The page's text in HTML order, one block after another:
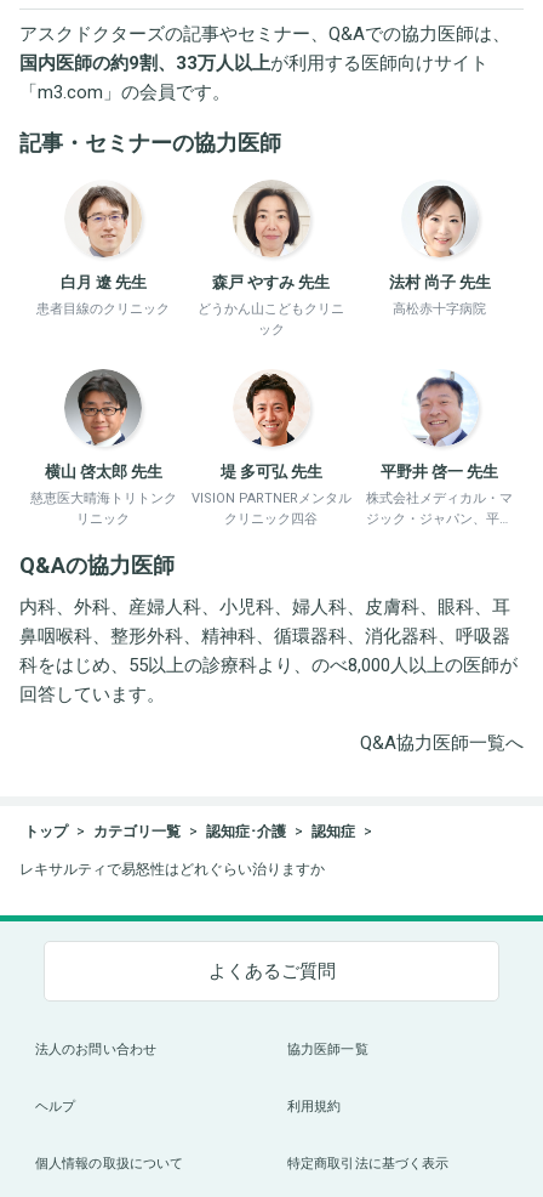
アスクドクターズの記事やセミナー、Q&Aでの協力医師は、
国内医師の約9割、33万人以上が利用する医師向けサイト
「m3.com 」の会員です。
記事・セミナーの協力医師
白月 遼 先生
患者目線のクリニック
森戸 やすみ 先生
どうかん山こどもクリニ
ック
法村 尚子 先生
高松赤十字病院
横山 啓太郎 先生
慈恵医大晴海トリトンク
リニック
堤 多可弘 先生
VISION PARTNERメンタル
クリニック四谷
平野井 啓一 先生
株式会社メディカル・マ
ジック・ジャパン、平野
Q&Aの協力医師
内科、外科、産婦人科、小児科、婦人科、皮膚科、眼科、耳
鼻咽喉科、整形外科、精神科、循環器科、消化器科、呼吸器
科をはじめ、55以上の診療科より、のべ8,000人以上の医師が
回答しています。
Q&A協力医師一覧へ
トップ カテゴリ一覧 認知症･介護 認知症
レキサルティで易怒性はどれぐらい治りますか
よくあるご質問
法人のお問い合わせ 協力医師一覧
ヘルプ 利用規約
個人情報の取扱について 特定商取引法に基づく表示